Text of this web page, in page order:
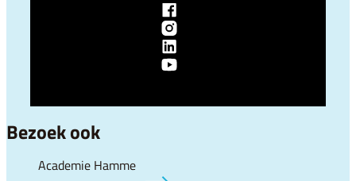
Bezoek ook
Academie Hamme
Lokaal bestuur Hamme
Lokaal bestuur Hamme
Lokaal bestuur Hamme
Lokaal bestuur Hamme